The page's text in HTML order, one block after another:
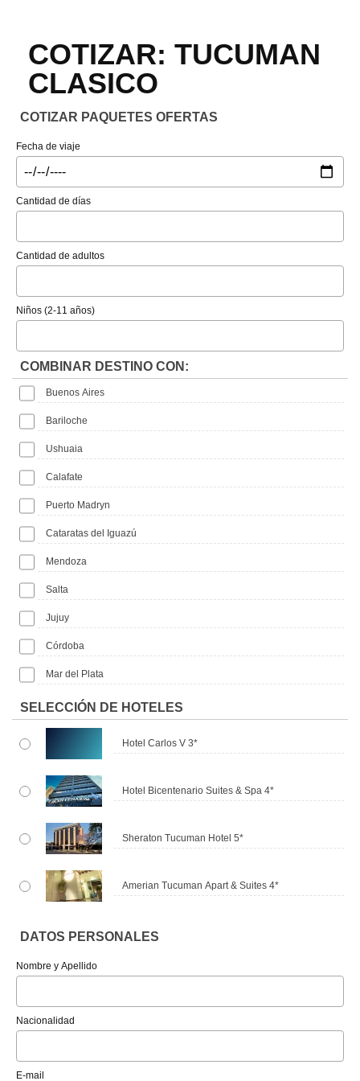
COTIZAR: TUCUMAN
CLASICO
COTIZAR PAQUETES OFERTAS
Fecha de viaje
Cantidad de días
Cantidad de adultos
Niños (2-11 años)
COMBINAR DESTINO CON:
Buenos Aires
Bariloche
Ushuaia
Calafate
Puerto Madryn
Cataratas del Iguazú
Mendoza
Salta
Jujuy
Córdoba
Mar del Plata
SELECCIÓN DE HOTELES
Hotel Carlos V 3*
Hotel Bicentenario Suites & Spa 4*
Sheraton Tucuman Hotel 5*
Amerian Tucuman Apart & Suites 4*
DATOS PERSONALES
Nombre y Apellido
Nacionalidad
E-mail